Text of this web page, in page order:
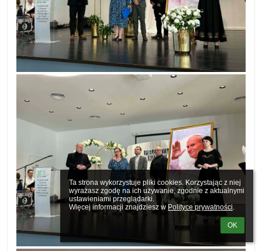
Ta strona wykorzystuje pliki cookies. Korzystając z niej
wyrażasz zgodę na ich używanie, zgodnie z aktualnymi
ustawieniami przeglądarki.
Więcej informacji znajdziesz w Polityce prywatności.
OK